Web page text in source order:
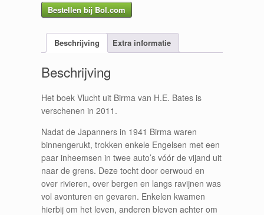
Bestellen bij Bol.com
Beschrijving Extra informatie
Beschrijving
Het boek Vlucht uit Birma van H.E. Bates is
verschenen in 2011.
Nadat de Japanners in 1941 Birma waren
binnengerukt, trokken enkele Engelsen met een
paar inheemsen in twee auto’s vóór de vijand uit
naar de grens. Deze tocht door oerwoud en
over rivieren, over bergen en langs ravijnen was
vol avonturen en gevaren. Enkelen kwamen
hierbij om het leven, anderen bleven achter om